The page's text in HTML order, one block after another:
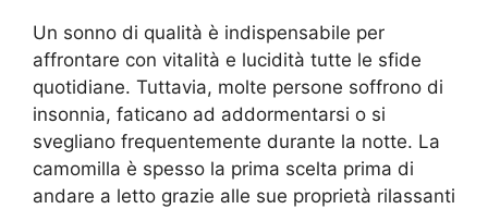
Un sonno di qualità è indispensabile per
affrontare con vitalità e lucidità tutte le sfide
quotidiane. Tuttavia, molte persone soffrono di
insonnia, faticano ad addormentarsi o si
svegliano frequentemente durante la notte. La
camomilla è spesso la prima scelta prima di
andare a letto grazie alle sue proprietà rilassanti